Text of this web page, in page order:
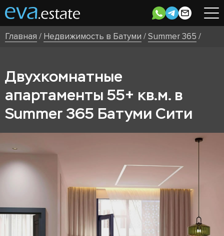
Главная / Недвижимость в Батуми /Summer 365 /
Двухкомнатные
апартаменты 55+ кв.м. в
Summer 365 Батуми Сити